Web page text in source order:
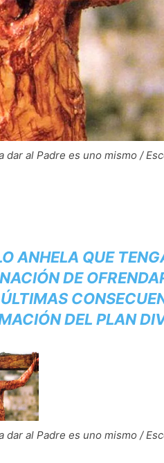
al Padre es uno mismo /
ANHELA QUE
DE
DEL PLAN
al Padre es uno mismo /